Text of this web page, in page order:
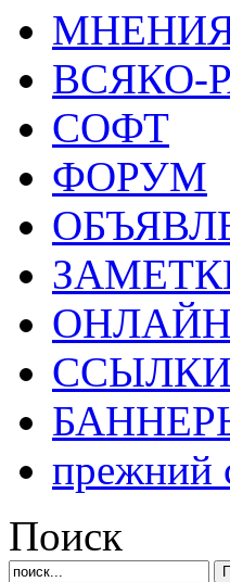
ВСЯКО-
СОФТ
ФОРУМ
ОНЛАЙН
ССЫЛКИ
прежний
Поиск